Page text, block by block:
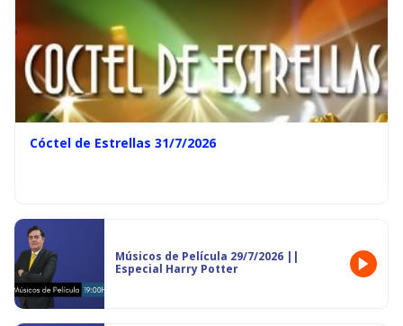
Cóctel de Estrellas 31/7/2026
Músicos de Película 29/7/2026 ||
Especial Harry Potter